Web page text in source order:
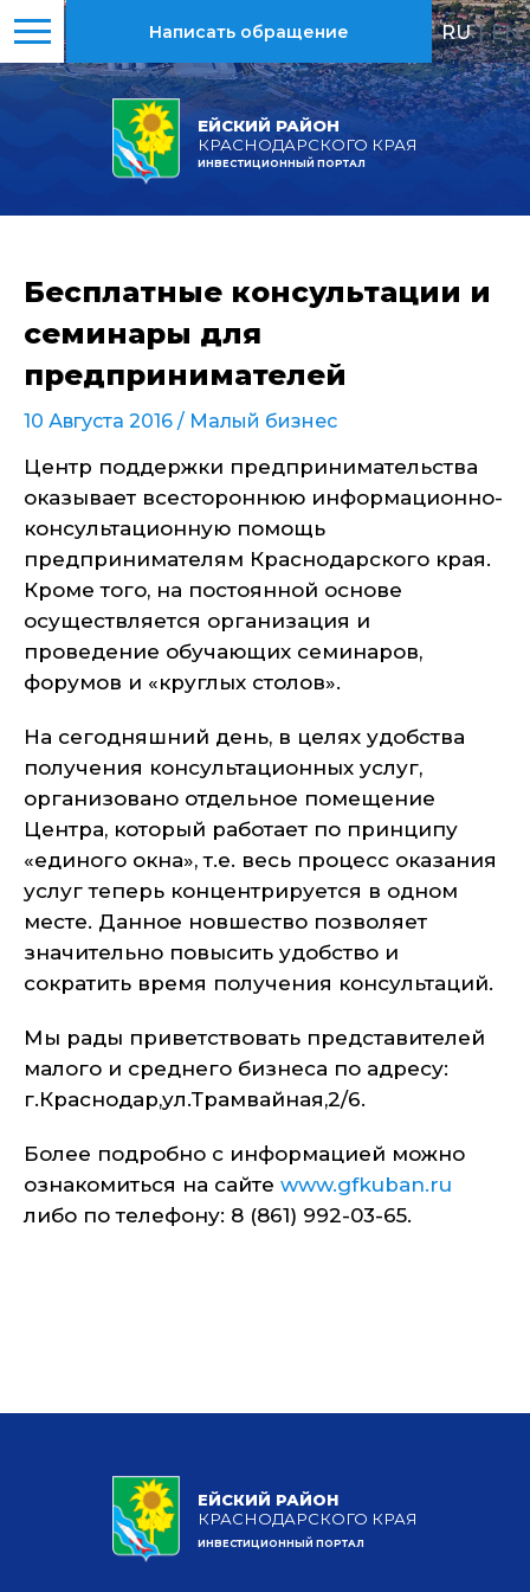
ЕЙСКИЙ РАЙОН
КРАСНОДАРСКОГО КРАЯ
ИНВЕСТИЦИОННЫЙ ПОРТАЛ
Написать обращение RU | EN
Бесплатные консультации и
семинары для
предпринимателей
10 Августа 2016 / Малый бизнес
Центр поддержки предпринимательства
оказывает всестороннюю информационно-
консультационную помощь
предпринимателям Краснодарского края.
Кроме того, на постоянной основе
осуществляется организация и
проведение обучающих семинаров,
форумов и «круглых столов».
На сегодняшний день, в целях удобства
получения консультационных услуг,
организовано отдельное помещение
Центра, который работает по принципу
«единого окна», т.е. весь процесс оказания
услуг теперь концентрируется в одном
месте. Данное новшество позволяет
значительно повысить удобство и
сократить время получения консультаций.
Мы рады приветствовать представителей
малого и среднего бизнеса по адресу:
г.Краснодар,ул.Трамвайная,2/6.
Более подробно с информацией можно
ознакомиться на сайте www.gfkuban.ru
либо по телефону: 8 (861) 992-03-65.
ЕЙСКИЙ РАЙОН
КРАСНОДАРСКОГО КРАЯ
ИНВЕСТИЦИОННЫЙ ПОРТАЛ